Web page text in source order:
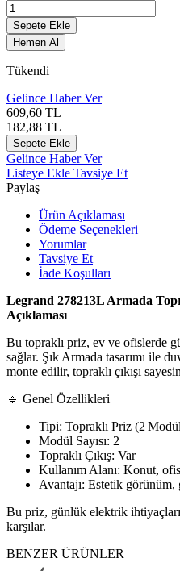
Sepete Ekle
Hemen Al
Tükendi
Gelince Haber Ver
609,60 TL
182,88 TL
Sepete Ekle
Gelince Haber Ver
Listeye Ekle Tavsiye Et
Paylaş
Ürün Açıklaması
Ödeme Seçenekleri
Yorumlar
Tavsiye Et
İade Koşulları
Legrand 278213L Armada
Açıklaması
Bu topraklı priz, ev ve ofislerde
sağlar. Şık Armada tasarımı ile
monte edilir, topraklı çıkışı
🔹 Genel Özellikleri
Tipi: Topraklı Priz (2
Modül Sayısı: 2
Topraklı Çıkış: Var
Kullanım Alanı: Konut,
Avantajı: Estetik görünüm,
Bu priz, günlük elektrik
karşılar.
BENZER ÜRÜNLER